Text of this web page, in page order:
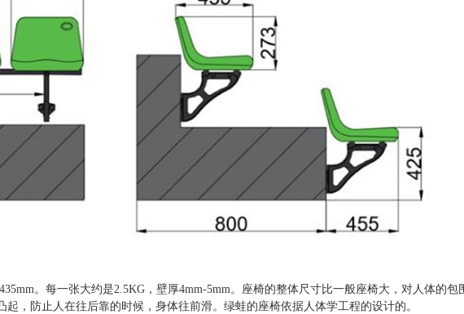
mm。每一张大约是2.5KG，壁厚4mm-5mm。座椅的整体尺寸比一般座椅大，对人体的
，防止人在往后靠的时候，身体往前滑。绿蛙的座椅依据人体学工程的设计的。